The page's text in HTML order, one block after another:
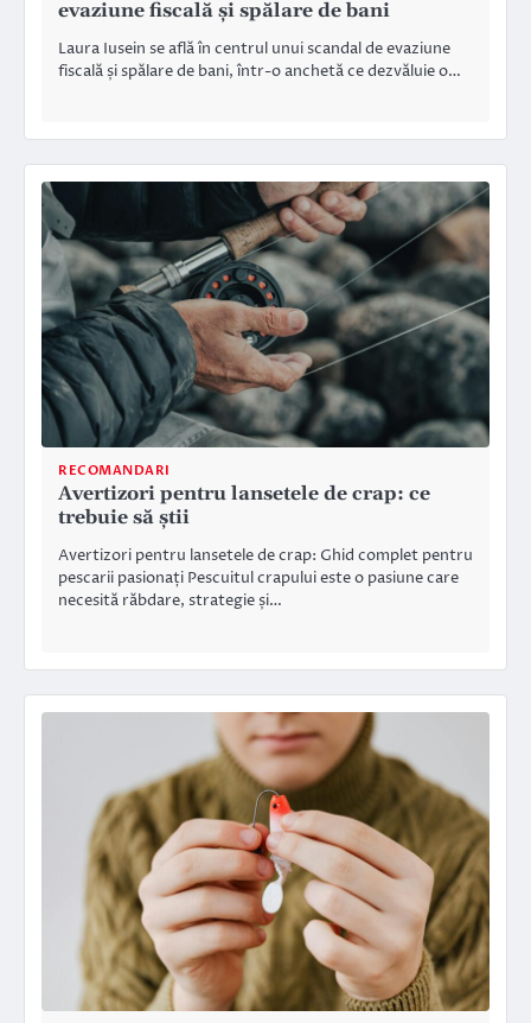
evaziune fiscală și spălare de bani
Laura Iusein se află în centrul unui scandal de evaziune
fiscală și spălare de bani, într-o anchetă ce dezvăluie o…
RECOMANDARI
Avertizori pentru lansetele de crap: ce
trebuie să știi
Avertizori pentru lansetele de crap: Ghid complet pentru
pescarii pasionați Pescuitul crapului este o pasiune care
necesită răbdare, strategie și…